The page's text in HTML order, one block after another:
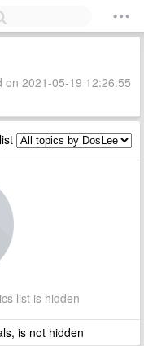
on 2021-05-19 12:26:55
list is hidden
is not hidden